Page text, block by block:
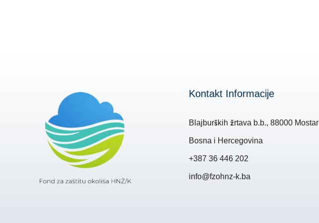
Kontakt Informacije
Blajburških žrtava b.b., 88000 Mostar
Bosna i Hercegovina
+387 36 446 202
info@fzohnz-k.ba